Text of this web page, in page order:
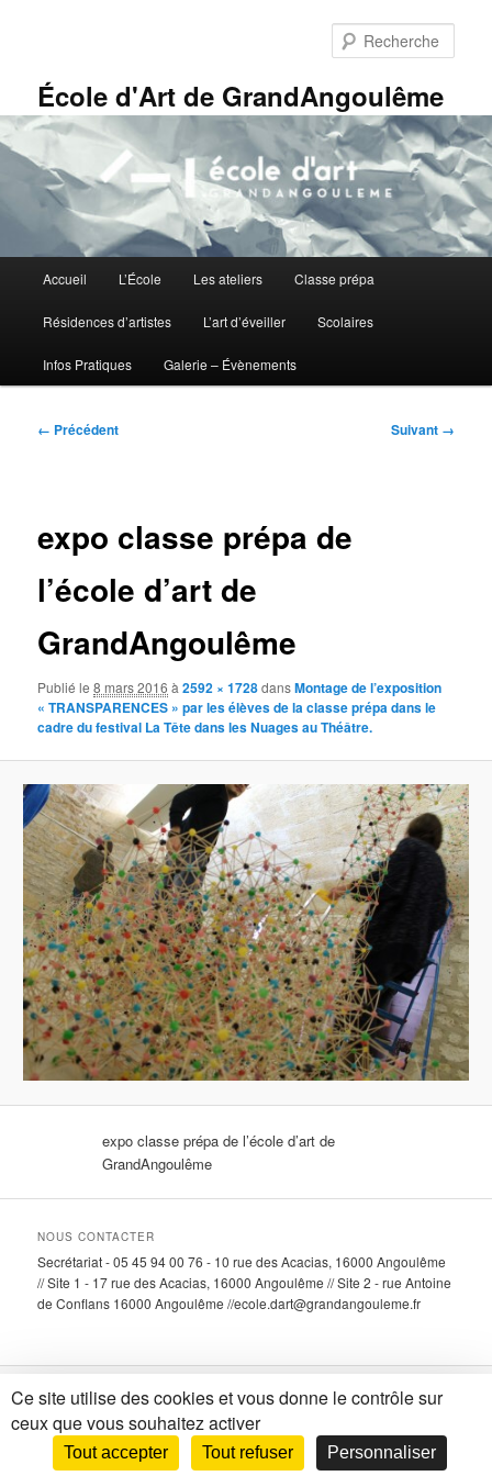
principalÉcole d'Art de GrandAngoulême
principal
Accueil L’École Les ateliers Classe prépa
Résidences d’artistes L’art d’éveiller Scolaires
Infos Pratiques Galerie – Évènements
Navigation
← Précédent Suivant →
expo classe prépa de
l’école d’art de
GrandAngoulême
Publié le8 mars 2016 à2592 × 1728dansMontage de l’exposition
« TRANSPARENCES » par les élèves de la classe prépa dans le
cadre du festival La Tête dans les Nuages au Théâtre.
expo classe prépa de l’école d’art de
GrandAngoulême
NOUS CONTACTER
Secrétariat - 05 45 94 00 76 - 10 rue des Acacias, 16000 Angoulême
// Site 1 - 17 rue des Acacias, 16000 Angoulême // Site 2 - rue Antoine
de Conflans 16000 Angoulême //ecole.dart@grandangouleme.fr
Fièrement propulsé par WordPress
Ce site utilise des cookies et vous donne le contrôle sur
ceux que vous souhaitez activer
Tout accepter Tout refuser Personnaliser